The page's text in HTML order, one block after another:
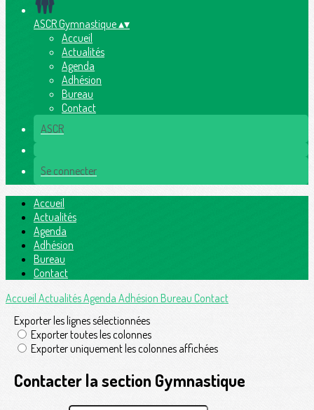
ASCR Gymnastique▴▾
Accueil
Actualités
Agenda
Adhésion
Bureau
Contact
ASCR
Se connecter
Accueil
Actualités
Agenda
Adhésion
Bureau
Contact
Accueil ActualitésAgenda Adhésion Bureau Contact